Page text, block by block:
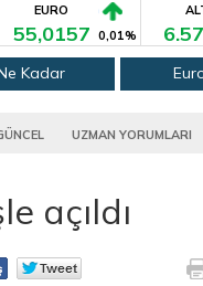
EURO
55,0157 0,01%
Kadar
UZMAN YORUMLARI
açıldı